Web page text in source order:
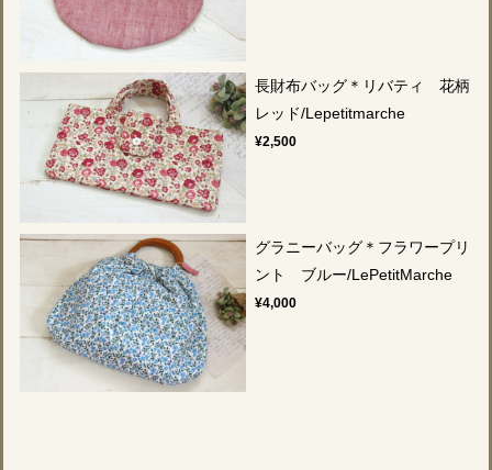
長財布バッグ＊リバティ 花柄
レッド/Lepetitmarche
¥2,500
グラニーバッグ＊フラワープリ
ント ブルー/LePetitMarche
¥4,000